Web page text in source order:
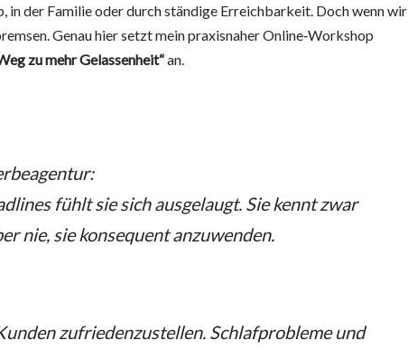
in der Familie oder durch ständige Erreichbarkeit. Doch wenn wir
Genau hier setzt mein praxisnaher Online‑Workshop
zu mehr Gelassenheit“an.
fühlt sie sich ausgelaugt. Sie kennt zwar
nie, sie konsequent anzuwenden.
zufriedenzustellen. Schlafprobleme und